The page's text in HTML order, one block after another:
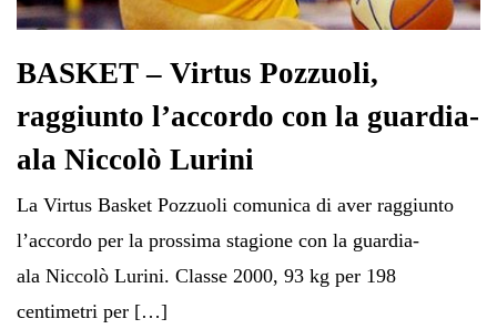
BASKET – Virtus Pozzuoli,
raggiunto l’accordo con la guardia-
ala Niccolò Lurini
La Virtus Basket Pozzuoli comunica di aver raggiunto
l’accordo per la prossima stagione con la guardia-
ala Niccolò Lurini. Classe 2000, 93 kg per 198
centimetri per […]